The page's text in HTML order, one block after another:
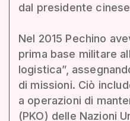
dal presidente
Nel 2015 Pechino
prima base militare
logistica”,
di missioni. Ciò
a operazioni di
(PKO) delle Nazioni